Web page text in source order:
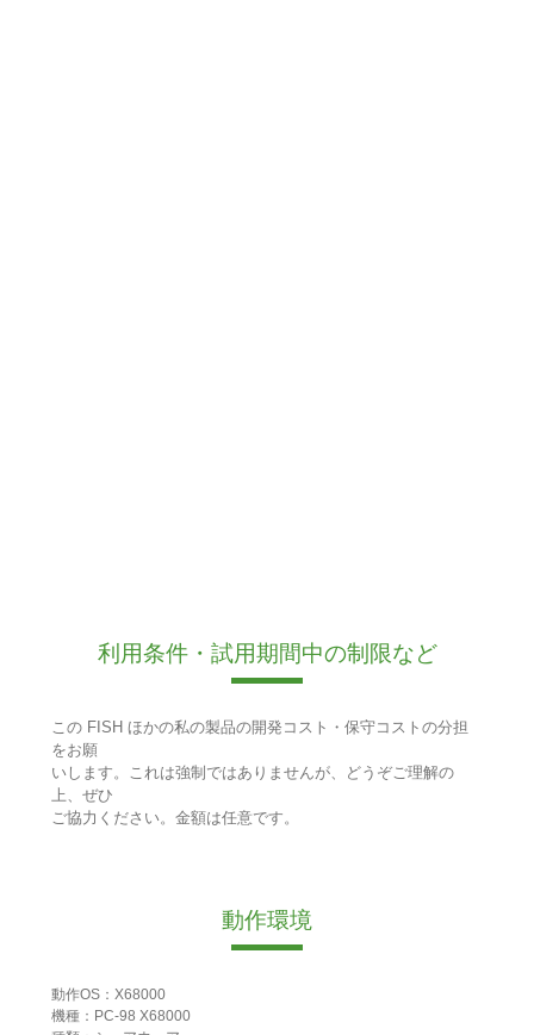
利用条件・試用期間中の制限など
この FISH ほかの私の製品の開発コスト・保守コストの分担
をお願
いします。これは強制ではありませんが、どうぞご理解の
上、ぜひ
ご協力ください。金額は任意です。
動作環境
動作OS：X68000
機種：PC-98 X68000